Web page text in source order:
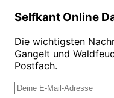
Selfkant Online
Die wichtigsten
Gangelt und
Postfach.